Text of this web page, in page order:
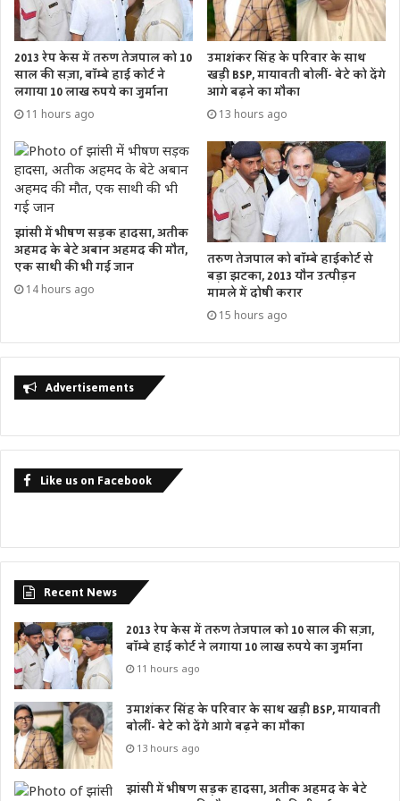
2013 रेप केस में तरुण तेजपाल को 10
साल की सज़ा, बॉम्बे हाई कोर्ट ने
लगाया 10 लाख रुपये का जुर्माना
11 hours ago
उमाशंकर सिंह के परिवार के साथ
खड़ी BSP, मायावती बोलीं- बेटे को देंगे
आगे बढ़ने का मौका
13 hours ago
झांसी में भीषण सड़क हादसा, अतीक
अहमद के बेटे अबान अहमद की मौत,
एक साथी की भी गई जान
14 hours ago
तरुण तेजपाल को बॉम्बे हाईकोर्ट से
बड़ा झटका, 2013 यौन उत्पीड़न
मामले में दोषी करार
15 hours ago
Advertisements
Like us on Facebook
Recent News
2013 रेप केस में तरुण तेजपाल को 10 साल की सज़ा,
बॉम्बे हाई कोर्ट ने लगाया 10 लाख रुपये का जुर्माना
11 hours ago
उमाशंकर सिंह के परिवार के साथ खड़ी BSP, मायावती
बोलीं- बेटे को देंगे आगे बढ़ने का मौका
13 hours ago
झांसी में भीषण सड़क हादसा, अतीक अहमद के बेटे